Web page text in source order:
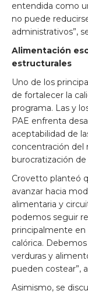
entendida como
no puede
administrativos”,
Alimentación
estructurales
Uno de los
de fortalecer la
programa. Las y
PAE enfrenta
aceptabilidad de
concentración del
burocratización de
Crovetto planteó
avanzar hacia
alimentaria y
podemos seguir
principalmente en
calórica.
verduras y
pueden costear”,
Asimismo, se